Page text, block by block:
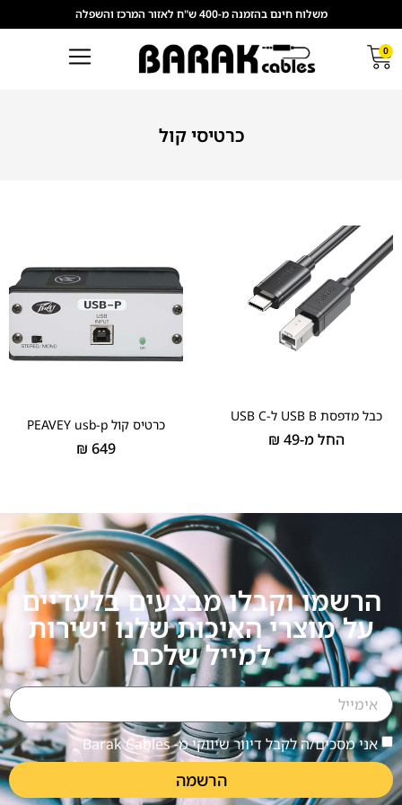
משלוח חינם בהזמנה מ-400 ש"ח לאזור המרכז והשפלה
0
כרטיסי קול
כבל מדפסת USB B ל-USB C
החל מ-49
₪
כרטיס קול PEAVEY usb-p
649
₪
הרשמו וקבלו מבצעים בלעדיים
על מוצרי האיכות שלנו ישירות
למייל שלכם
אני מסכים/ה לקבל דיוור שיווקי מ- Barak Cables
הרשמה